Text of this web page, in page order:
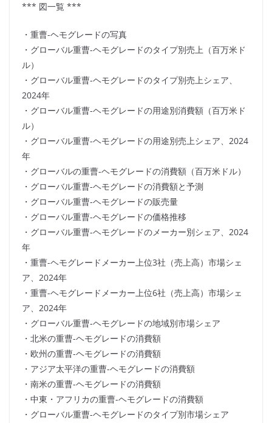
*** 図一覧 ***
・重曹-ヘモグレードの写真
・グローバル重曹-ヘモグレードのタイプ別売上（百万米ド
ル）
・グローバル重曹-ヘモグレードのタイプ別売上シェア、
2024年
・グローバル重曹-ヘモグレードの用途別消費額（百万米ド
ル）
・グローバル重曹-ヘモグレードの用途別売上シェア、2024
年
・グローバルの重曹-ヘモグレードの消費額（百万米ドル）
・グローバル重曹-ヘモグレードの消費額と予測
・グローバル重曹-ヘモグレードの販売量
・グローバル重曹-ヘモグレードの価格推移
・グローバル重曹-ヘモグレードのメーカー別シェア、2024
年
・重曹-ヘモグレードメーカー上位3社（売上高）市場シェ
ア、2024年
・重曹-ヘモグレードメーカー上位6社（売上高）市場シェ
ア、2024年
・グローバル重曹-ヘモグレードの地域別市場シェア
・北米の重曹-ヘモグレードの消費額
・欧州の重曹-ヘモグレードの消費額
・アジア太平洋の重曹-ヘモグレードの消費額
・南米の重曹-ヘモグレードの消費額
・中東・アフリカの重曹-ヘモグレードの消費額
・グローバル重曹-ヘモグレードのタイプ別市場シェア